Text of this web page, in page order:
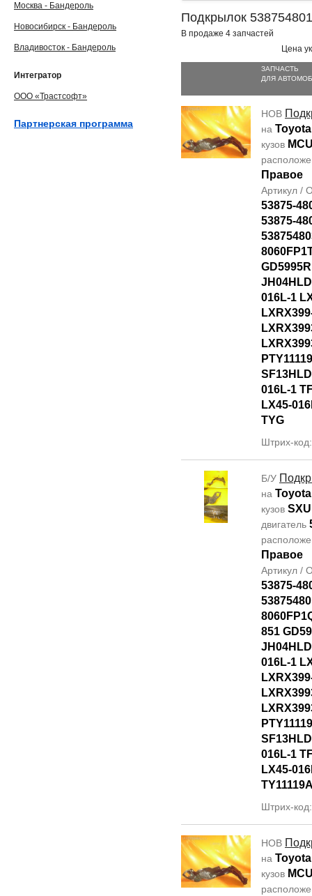
Подкрылок
В продаже 4 запчастей
Цена
ЗАПЧАСТЬ
ДЛЯ
НОВ
на
кузов
Правое
Артикул /
53875-
53875-
GD5995R
016L-1
016L-1
LX45-
TYG
Штрих-
Б/У
на
кузов
двигатель
Правое
Артикул /
53875-
851
016L-1
016L-1
LX45-
Штрих-
НОВ
на
кузов
Москва - Бандероль
Новосибирск - Бандероль
Владивосток - Бандероль
Интегратор
ООО «Трастсофт»
Партнерская программа